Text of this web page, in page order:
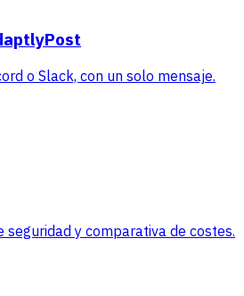
o Slack, con un solo mensaje.
y comparativa de costes.